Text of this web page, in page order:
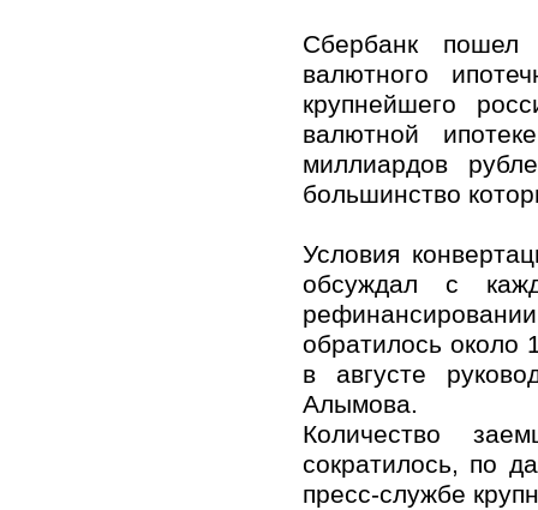
Сбербанк пошел
валютного
крупнейшего
валютной
миллиардов
большинство
Условия
обсуждал с
обратилось около
в августе
Алымова.
Количество
сократилось, по
пресс-службе